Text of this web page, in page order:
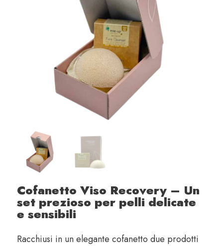
Cofanetto Viso Recovery – Un
set prezioso per pelli delicate
e sensibili
Racchiusi in un elegante cofanetto due prodotti